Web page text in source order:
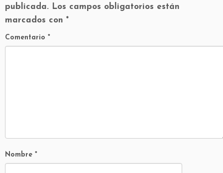
publicada. Los campos obligatorios están
marcados con *
Comentario *
Nombre *